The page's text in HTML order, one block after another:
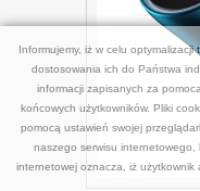
Informujemy, iż w celu optymalizacji
dostosowania ich do Państwa
informacji zapisanych za
końcowych użytkowników. Pliki
pomocą ustawień swojej
naszego serwisu internetowego,
internetowej oznacza, iż użytkownik